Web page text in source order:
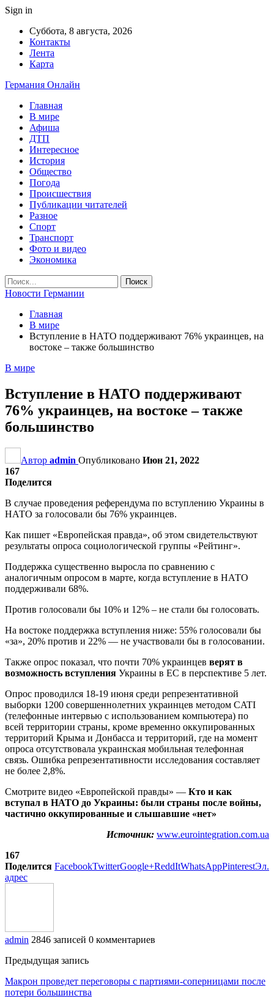
Sign in
Суббота, 8 августа, 2026
Контакты
Лента
Карта
Германия Онлайн
Главная
В мире
Афиша
ДТП
Интересное
История
Общество
Погода
Происшествия
Публикации читателей
Разное
Спорт
Транспорт
Фото и видео
Экономика
Новости Германии
Главная
В мире
Вступление в НАТО поддерживают 76% украинцев, на
востоке – также большинство
В мире
Вступление в НАТО поддерживают
76% украинцев, на востоке – также
большинство
Автор admin Опубликовано Июн 21, 2022
167
Поделится
В случае проведения референдума по вступлению Украины в
НАТО за голосовали бы 76% украинцев.
Как пишет «Европейская правда», об этом свидетельствуют
результаты опроса социологической группы «Рейтинг».
Поддержка существенно выросла по сравнению с
аналогичным опросом в марте, когда вступление в НАТО
поддерживали 68%.
Против голосовали бы 10% и 12% – не стали бы голосовать.
На востоке поддержка вступления ниже: 55% голосовали бы
«за», 20% против и 22% — не участвовали бы в голосовании.
Также опрос показал, что почти 70% украинцев верят в
возможность вступления Украины в ЕС в перспективе 5 лет.
Опрос проводился 18-19 июня среди репрезентативной
выборки 1200 совершеннолетних украинцев методом CATI
(телефонные интервью с использованием компьютера) по
всей территории страны, кроме временно оккупированных
территорий Крыма и Донбасса и территорий, где на момент
опроса отсутствовала украинская мобильная телефонная
связь. Ошибка репрезентативности исследования составляет
не более 2,8%.
Смотрите видео «Европейской правды» — Кто и как
вступал в НАТО до Украины: были страны после войны,
частично оккупированные и слышавшие «нет»
Источник: www.eurointegration.com.ua
167
Поделится FacebookTwitterGoogle+ReddItWhatsAppPinterestЭл.
адрес
admin 2846 записей 0 комментариев
Предыдущая запись
Макрон проведет переговоры с партиями-соперницами после
потери большинства